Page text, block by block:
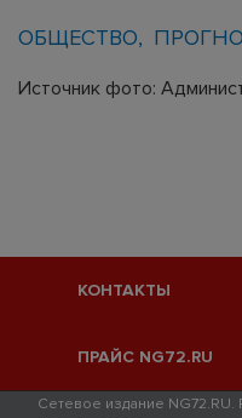
ОБЩЕСТВО
Источник фото:
КОНТАКТЫ
ПРАЙС NG72.RU
Сетевое издание